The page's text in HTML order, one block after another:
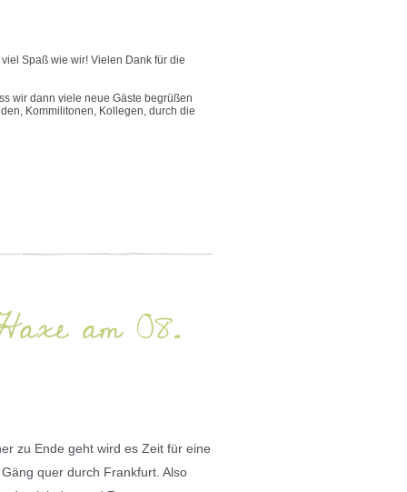
Spaß wie wir! Vielen Dank für die
wir dann viele neue Gäste begrüßen
Kommilitonen, Kollegen, durch die
am 08.
zu Ende geht wird es Zeit für eine
quer durch Frankfurt. Also